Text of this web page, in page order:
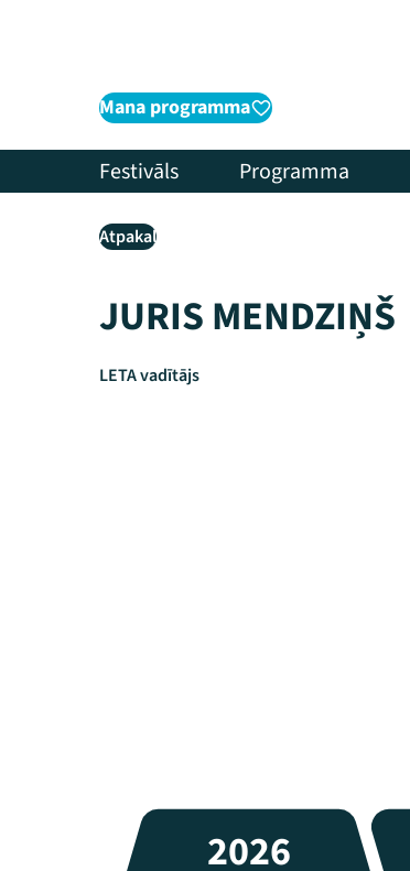
Mana programma
Festivāls Programma
Atpakaļ
JURIS MENDZIŅŠ
LETA vadītājs
2026